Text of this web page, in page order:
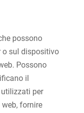
possono
o sul dispositivo
Possono
il
per
fornire